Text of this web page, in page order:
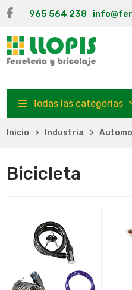
965 564 238
Todas las categorías
Inicio Industria
Bicicleta